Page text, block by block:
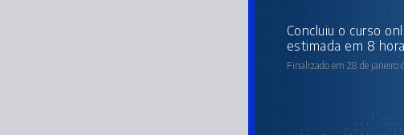
concluiu o curso online com carga horária
estimada em 8
Finalizado em 28 de janeiro